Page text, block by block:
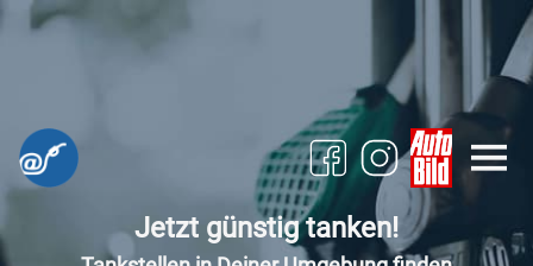
Jetzt günstig tanken!